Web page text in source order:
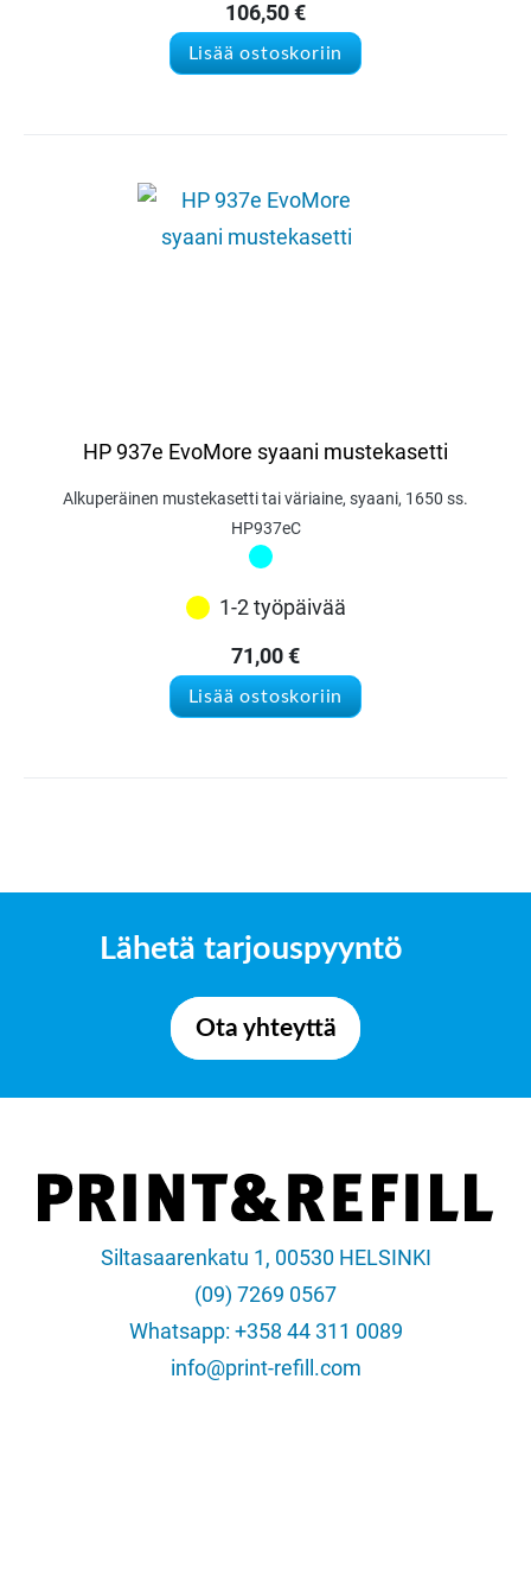
106,50€
Lisää ostoskoriin
HP 937e EvoMore syaani mustekasetti
Alkuperäinen mustekasetti tai väriaine, syaani, 1650 ss.
HP937eC
1-2 työpäivää
71,00€
Lisää ostoskoriin
Lähetä tarjouspyyntö
Ota yhteyttä
Siltasaarenkatu 1, 00530 HELSINKI
(09) 7269 0567
Whatsapp: +358 44 311 0089
info@print-refill.com